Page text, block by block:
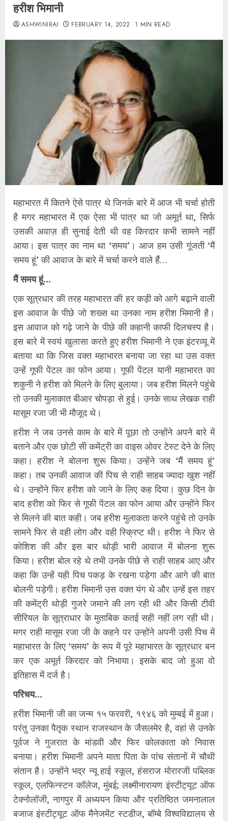
हरीश भिमानी
ASHWINIRAI FEBRUARY 14, 2022 1 MIN READ
महाभारत में कितने ऐसे पात्र थे जिनके बारे में आज भी चर्चा होती
है मगर महाभारत में एक ऐसा भी पात्र था जो अमूर्त था, सिर्फ
उसकी अवाज़ ही सुनाई देती थी वह किरदार कभी सामने नहीं
आया। इस पात्र का नाम था ‘समय’। आज हम उसी गूंजती ‘मैं
समय हूं’ की आवाज के बारे में चर्चा करने वाले हैं…
मैं समय हूं…
एक सूत्रधार की तरह महाभारत की हर कड़ी को आगे बढ़ाने वाली
इस आवाज के पीछे जो शख्स था उनका नाम हरीश भिमानी है।
इस आवाज को गढ़े जाने के पीछे की कहानी काफी दिलचस्प है।
इस बारे में स्वयं खुलासा करते हुए हरीश भिमानी ने एक इंटरव्यू में
बताया था कि जिस वक्त महाभारत बनाया जा रहा था उस वक्त
उन्हें गूफी पेंटल का फोन आया। गूफी पेंटल यानी महाभारत का
शकुनी ने हरीश को मिलने के लिए बुलाया। जब हरीश मिलने पहुंचे
तो उनकी मुलाकात बीआर चोपड़ा से हुई। उनके साथ लेखक राही
मासूम रजा जी भी मौजूद थे।
हरीश ने जब उनसे काम के बारे में पूछा तो उन्होंने अपने बारे में
बताने और एक छोटी सी कमेंट्री का वाइस ओवर टेस्ट देने के लिए
कहा। हरीश ने बोलना शुरू किया। उन्हेंने जब ‘मैं समय हूं’
कहा। तब उनकी आवाज की पिच से राही साहब ज्यादा खुश नहीं
थे। उन्होंने फिर हरीश को जाने के लिए कह दिया। कुछ दिन के
बाद हरीश को फिर से गूफी पेंटल का फोन आया और उन्होंने फिर
से मिलने की बात कही। जब हरीश मुलाकता करने पहुंचे तो उनके
सामने फिर से वही लोग और वही स्क्रिप्ट थी। हरीश ने फिर से
कोशिश की और इस बार थोड़ी भारी आवाज में बोलना शुरू
किया। हरीश बोल रहे थे तभी उनके पीछे से राही साहब आए और
कहा कि उन्हें यही पिच पकड़ के रखना पड़ेगा और आगे की बात
बोलनी पड़ेगी। हरीश भिमानी उस वक्त यंग थे और उन्हें इस तहर
की कमेंट्री थोड़ी गुजरे जमाने की लग रही थी और किसी टीवी
सीरियल के सूत्राधार के मुताबिक कतई सही नहीं लग रही थी।
मगर राही मासूम रजा जी के कहने पर उन्होंने अपनी उसी पिच में
महाभारत के लिए ‘समय’ के रूप में पूरे महाभारत के सूत्रधार बन
कर एक अमूर्त किरदार को निभाया। इसके बाद जो हुआ वो
इतिहास में दर्ज है।
परिचय…
हरीश भिमानी जी का जन्म १५ फरवरी, १९४६ को मुम्बई में हुआ।
परंतु उनका पैतृक स्थान राजस्थान के जैसलमेर है, वहां से उनके
पूर्वज ने गुजरात के मांडवी और फिर कोलकाता को निवास
बनाया। हरीश भिमानी अपने माता पिता के पांच संतानों में चौथी
संतान है। उन्होंने भद्र न्यू हाई स्कूल, हंसराज मोरारजी पब्लिक
स्कूल, एलफिन्स्टन कॉलेज, मुंबई; लक्ष्मीनारायण इंस्टीट्यूट ऑफ
टेक्नोलॉजी, नागपुर में अध्ययन किया और प्रतिष्ठित जमनालाल
बजाज इंस्टीट्यूट ऑफ मैनेजमेंट स्टडीज, बॉम्बे विश्वविद्यालय से